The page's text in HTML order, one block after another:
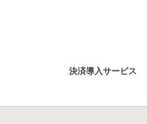
決済導入サービス